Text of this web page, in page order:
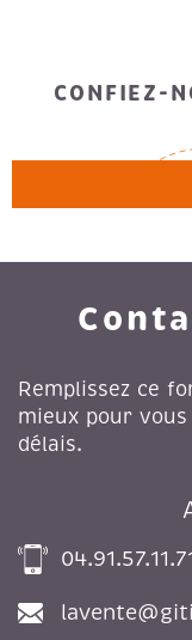
CONFIEZ-
Remplissez ce
mieux pour
délais.